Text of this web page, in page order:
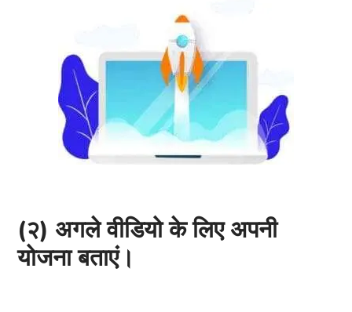
(२) अगले वीडियो के लिए अपनी
योजना बताएं।